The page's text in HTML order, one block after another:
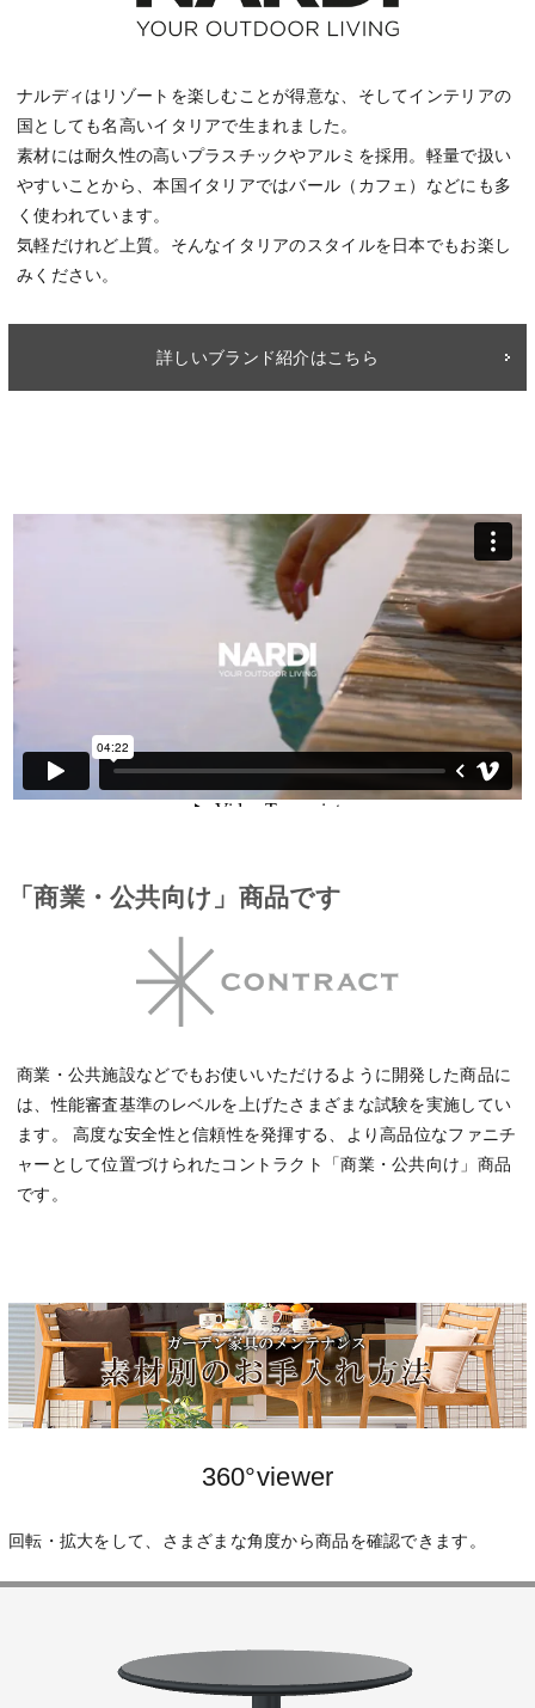
ナルディはリゾートを楽しむことが得意な、そしてインテリアの
国としても名高いイタリアで生まれました。
素材には耐久性の高いプラスチックやアルミを採用。軽量で扱い
やすいことから、本国イタリアではバール（カフェ）などにも多
く使われています。
気軽だけれど上質。そんなイタリアのスタイルを日本でもお楽し
みください。
詳しいブランド紹介はこちら
「商業・公共向け」商品です
商業・公共施設などでもお使いいただけるように開発した商品に
は、性能審査基準のレベルを上げたさまざまな試験を実施してい
ます。 高度な安全性と信頼性を発揮する、より高品位なファニチ
ャーとして位置づけられたコントラクト「商業・公共向け」商品
です。
360°viewer
回転・拡大をして、さまざまな角度から商品を確認できます。